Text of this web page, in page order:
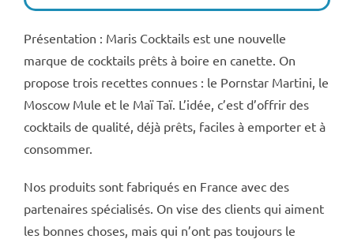
Présentation : Maris Cocktails est une nouvelle
marque de cocktails prêts à boire en canette. On
propose trois recettes connues : le Pornstar Martini, le
Moscow Mule et le Maï Taï. L’idée, c’est d’offrir des
cocktails de qualité, déjà prêts, faciles à emporter et à
consommer.
Nos produits sont fabriqués en France avec des
partenaires spécialisés. On vise des clients qui aiment
les bonnes choses, mais qui n’ont pas toujours le